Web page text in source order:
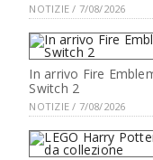
NOTIZIE / 7/08/2026
In arrivo Fire
Switch 2
NOTIZIE / 7/08/2026